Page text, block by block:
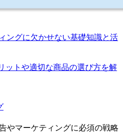
ングに欠かせない基礎知識と活
ットや適切な商品の選び方を解
やマーケティングに必須の戦略